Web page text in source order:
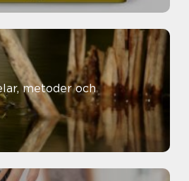
metoder och